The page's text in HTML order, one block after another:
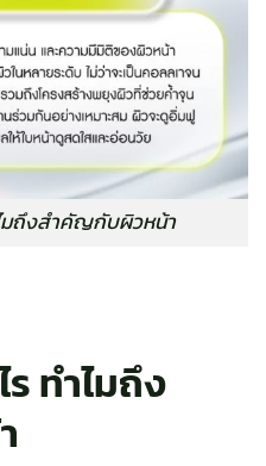
มถึงสำคัญกับผิวหน้า
ทำไมถึง